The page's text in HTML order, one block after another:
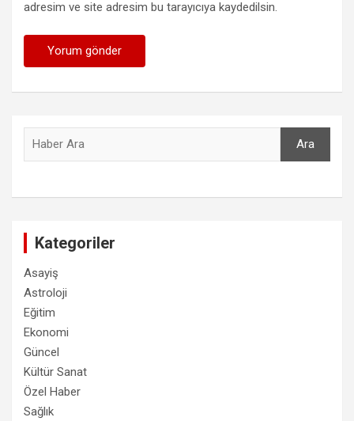
adresim ve site adresim bu tarayıcıya kaydedilsin.
Ara
Kategoriler
Asayiş
Astroloji
Eğitim
Ekonomi
Güncel
Kültür Sanat
Özel Haber
Sağlık